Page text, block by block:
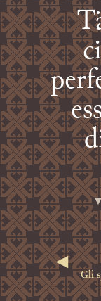
◄
Gli